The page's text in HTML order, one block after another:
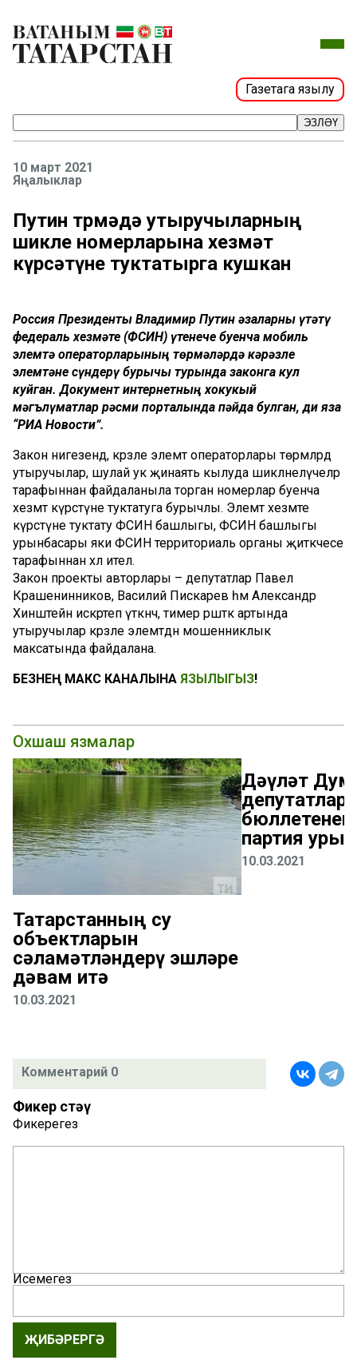
Газетага язылу
ЭЗЛӘҮ
10 март 2021
Яңалыклар
Путин төрмәдә утыручыларның
шикле номерларына хезмәт
күрсәтүне туктатырга кушкан
Россия Президенты Владимир Путин Җәзаларны үтәтү
федераль хезмәте (ФСИН) үтенече буенча мобиль
элемтә операторларының төрмәләрдә кәрәзле
элемтәне сүндерү бурычы турында законга кул
куйган. Документ интернетның хокукый
мәгълүматлар рәсми порталында пәйда булган, ди яза
“РИА Новости”.
Закон нигезендә, кәрәзле элемтә операторлары төрмәләрдә
утыручылар, шулай ук җинаять кылуда шикләнелүчеләр
тарафыннан файдаланыла торган номерлар буенча
хезмәт күрсәтүне туктатуга бурычлы. Элемтә хезмәте
күрсәтүне туктату ФСИН башлыгы, ФСИН башлыгы
урынбасары яки ФСИН территориаль органы җитәкчесе
тарафыннан хәл ителә.
Закон проекты авторлары – депутатлар Павел
Крашенинников, Василий Пискарев һәм Александр
Хинштейн искәртеп үткәнчә, тимер рәшәткә артында
утыручылар кәрәзле элемтәдән мошенниклык
максатында файдалана.
БЕЗНЕҢ МАКС КАНАЛЫНА ЯЗЫЛЫГЫЗ!
Охшаш язмалар
Татарстанның су
объектларын
сәламәтләндерү эшләре
дәвам итә
10.03.2021
Дәүләт
партия
10.03.2021
Комментарий 0
Фикер өстәү
Фикерегез
Исемегез
ҖИБӘРЕРГӘ